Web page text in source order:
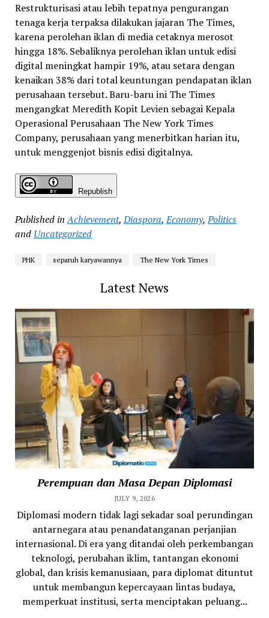
Restrukturisasi atau lebih tepatnya pengurangan
tenaga kerja terpaksa dilakukan jajaran The Times,
karena perolehan iklan di media cetaknya merosot
hingga 18%. Sebaliknya perolehan iklan untuk edisi
digital meningkat hampir 19%, atau setara dengan
kenaikan 38% dari total keuntungan pendapatan iklan
perusahaan tersebut. Baru-baru ini The Times
mengangkat Meredith Kopit Levien sebagai Kepala
Operasional Perusahaan The New York Times
Company, perusahaan yang menerbitkan harian itu,
untuk menggenjot bisnis edisi digitalnya.
Republish
Published in Achievement,Diaspora,Economy,Politics
and Uncategorized
PHK separuh karyawannya The New York Times
Latest News
Perempuan dan Masa Depan Diplomasi
JULY 9, 2026
Diplomasi modern tidak lagi sekadar soal perundingan
antarnegara atau penandatanganan perjanjian
internasional. Di era yang ditandai oleh perkembangan
teknologi, perubahan iklim, tantangan ekonomi
global, dan krisis kemanusiaan, para diplomat dituntut
untuk membangun kepercayaan lintas budaya,
memperkuat institusi, serta menciptakan peluang...